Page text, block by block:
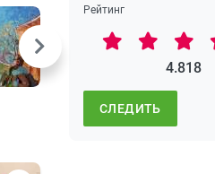
Рейтинг
4.818
СЛЕДИТЬ